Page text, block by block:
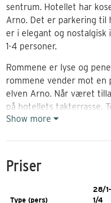
sentrum. Hotellet har
Arno. Det er parkering
er i elegant og
1-4 personer.
Rommene er lyse og
rommene vender mot en
elven Arno. Når været
på hotellets takterrasse.
en cappuccion eller en
flott utsikt over hele byen.
verdenskjente kuppelen
Inspirasjon til noen
Show more
Priser
Type (pers)
28/1-
1/4